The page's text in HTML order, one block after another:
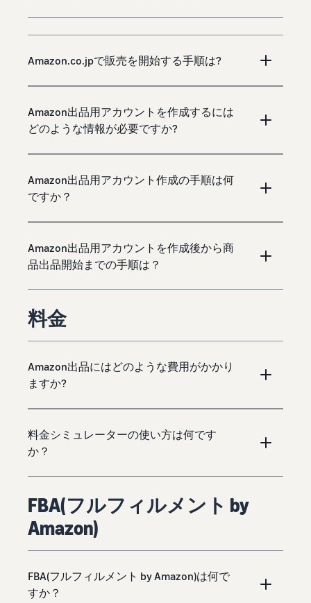
Amazon.co.jpで販売を開始する手順は?
Amazon出品用アカウントを作成するには
どのような情報が必要ですか?
Amazon出品用アカウント作成の手順は何
ですか？
Amazon出品用アカウントを作成後から商
品出品開始までの手順は？
料金
Amazon出品にはどのような費用がかかり
ますか?
料金シミュレーターの使い方は何です
か？
FBA(フルフィルメント by
Amazon)
FBA(フルフィルメント by Amazon)は何で
すか？